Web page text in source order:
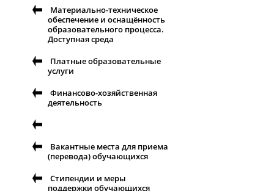
Материально-техническое
обеспечение и оснащённость
образовательного процесса.
Доступная среда
Платные образовательные
услуги
Финансово-хозяйственная
деятельность
Вакантные места для приема
(перевода) обучающихся
Стипендии и меры
поддержки обучающихся